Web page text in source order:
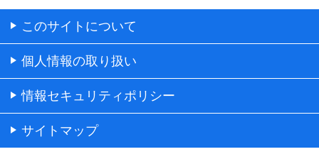
このサイトについて
個人情報の取り扱い
情報セキュリティポリシー
サイトマップ